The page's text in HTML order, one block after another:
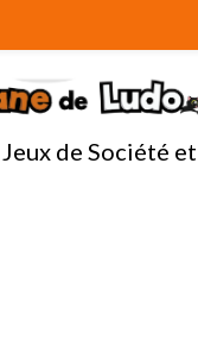
de Société